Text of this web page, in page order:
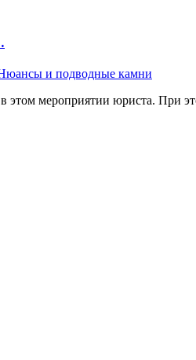
этом мероприятии юриста. При